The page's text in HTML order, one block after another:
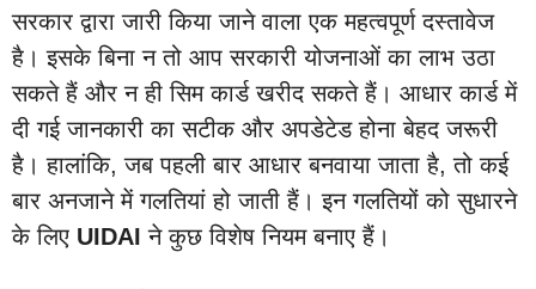
सरकार द्वारा जारी किया जाने वाला एक महत्वपूर्ण दस्तावेज
है। इसके बिना न तो आप सरकारी योजनाओं का लाभ उठा
सकते हैं और न ही सिम कार्ड खरीद सकते हैं। आधार कार्ड में
दी गई जानकारी का सटीक और अपडेटेड होना बेहद जरूरी
है। हालांकि, जब पहली बार आधार बनवाया जाता है, तो कई
बार अनजाने में गलतियां हो जाती हैं। इन गलतियों को सुधारने
के लिए UIDAI ने कुछ विशेष नियम बनाए हैं।